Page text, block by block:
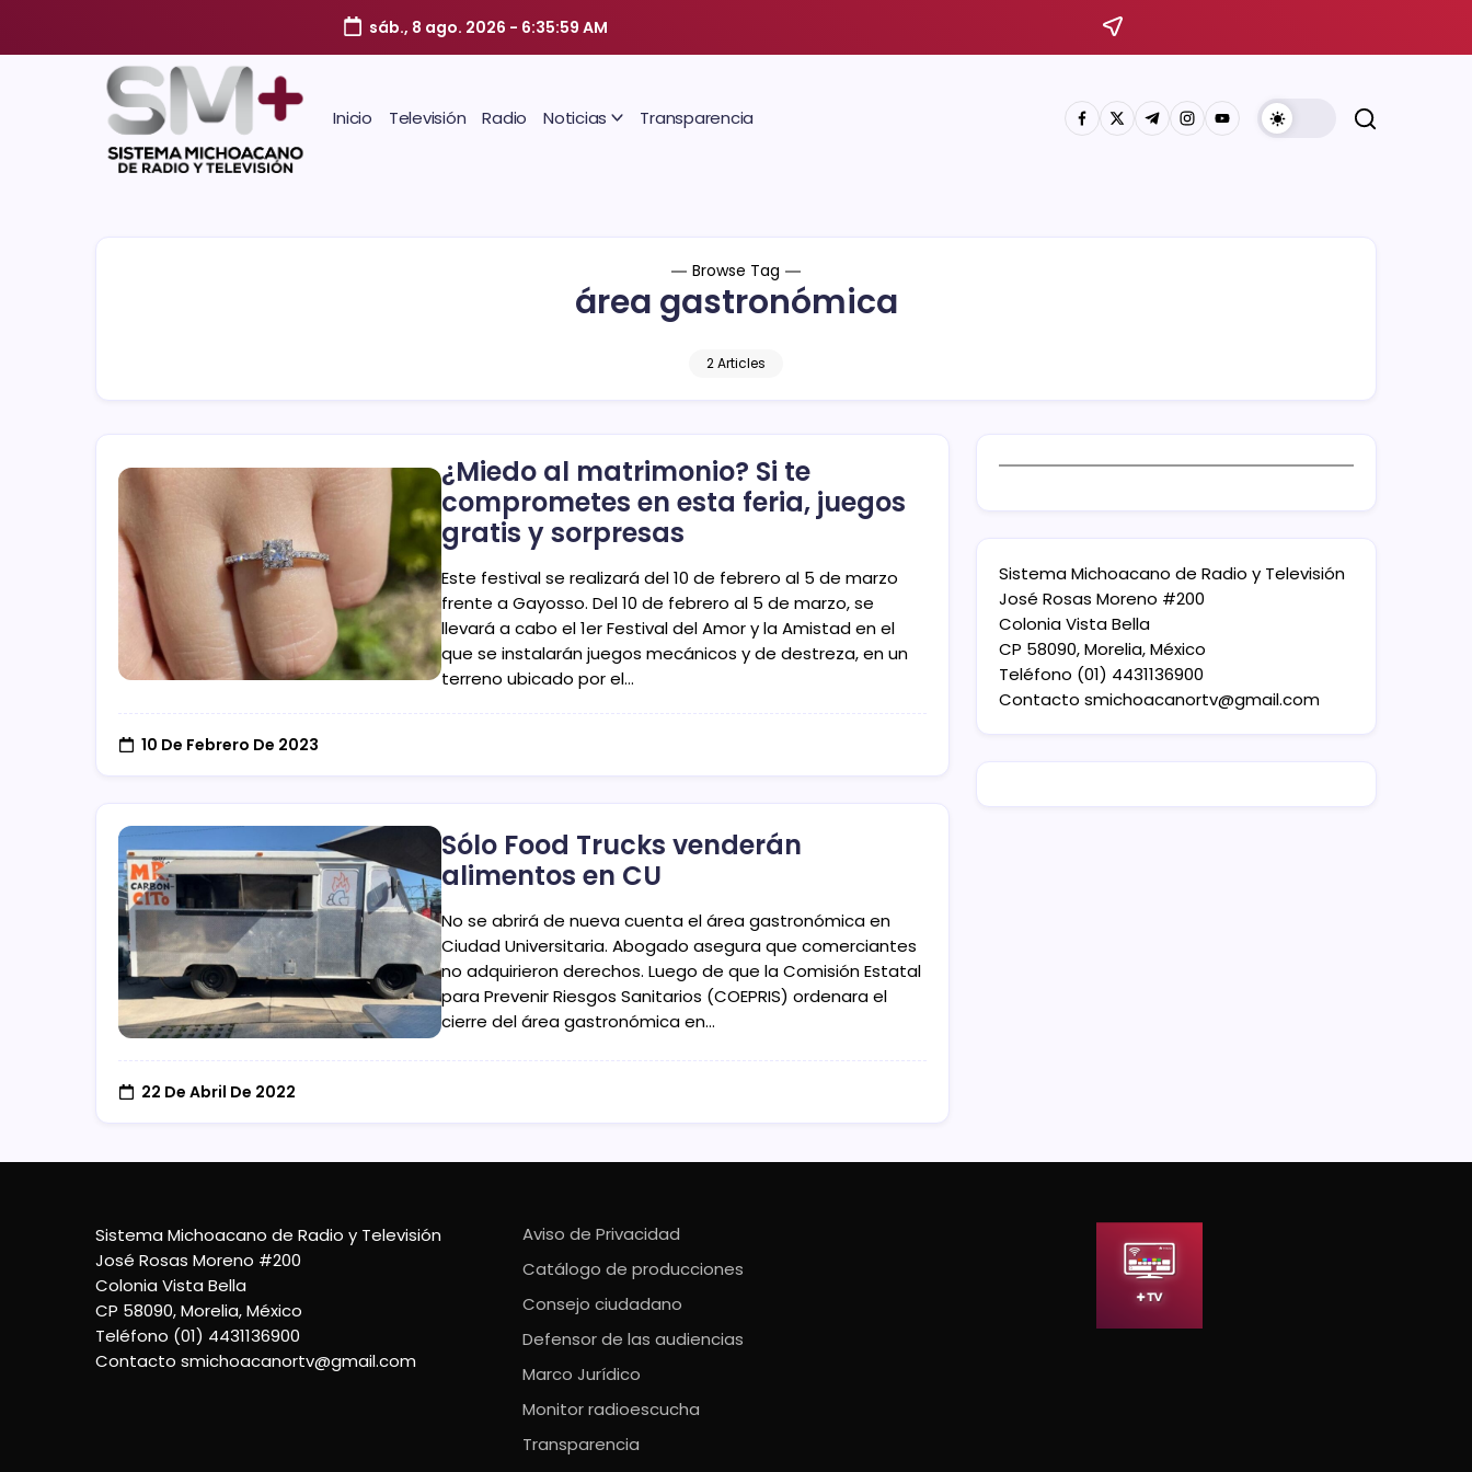
sáb., 8 ago. 2026 - 6:35:59 AM
Inicio Televisión Radio Noticias Transparencia
Browse Tag
área gastronómica
2 Articles
¿Miedo al matrimonio? Si te
comprometes en esta feria, juegos
gratis y sorpresas
Este festival se realizará del 10 de febrero al 5 de marzo
frente a Gayosso. Del 10 de febrero al 5 de marzo, se
llevará a cabo el 1er Festival del Amor y la Amistad en el
que se instalarán juegos mecánicos y de destreza, en un
terreno ubicado por el…
10 De Febrero De 2023
Sólo Food Trucks venderán
alimentos en CU
No se abrirá de nueva cuenta el área gastronómica en
Ciudad Universitaria. Abogado asegura que comerciantes
no adquirieron derechos. Luego de que la Comisión Estatal
para Prevenir Riesgos Sanitarios (COEPRIS) ordenara el
cierre del área gastronómica en…
22 De Abril De 2022
Sistema Michoacano de Radio y Televisión
José Rosas Moreno #200
Colonia Vista Bella
CP 58090, Morelia, México
Teléfono (01) 4431136900
Contacto smichoacanortv@gmail.com
Sistema Michoacano de Radio y Televisión
José Rosas Moreno #200
Colonia Vista Bella
CP 58090, Morelia, México
Teléfono (01) 4431136900
Contacto smichoacanortv@gmail.com
Aviso de Privacidad
Catálogo de producciones
Consejo ciudadano
Defensor de las audiencias
Marco Jurídico
Monitor radioescucha
Transparencia